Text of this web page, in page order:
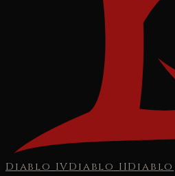
Diablo IVDiablo IIDiablo